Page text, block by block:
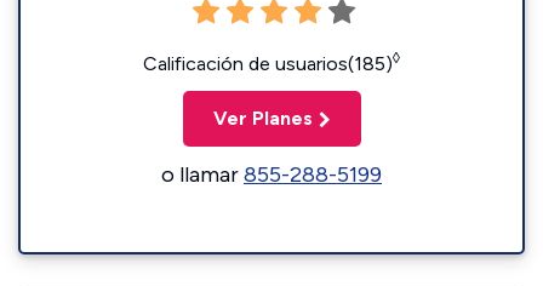
Calificación de usuarios(185)◊
Ver Planes
o llamar855-288-5199